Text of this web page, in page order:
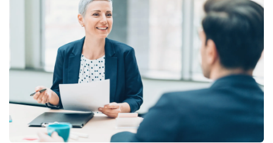
Finance 101: Start Now
Finance